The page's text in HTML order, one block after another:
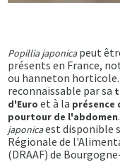
Popillia japonicapeut
présents en France,
ou hanneton
reconnaissable par sa
d'Euro et à la présence
pourtour de l'abdomen
japonicaest disponible
Régionale de
(DRAAF) de